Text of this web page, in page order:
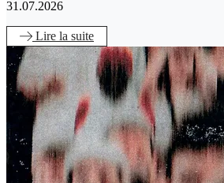
31.07.2026
Lire la suite